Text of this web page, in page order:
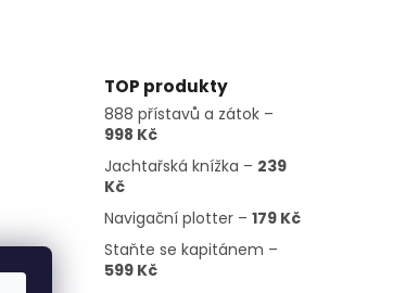
TOP produkty
888 přístavů a zátok –
998 Kč
Jachtařská knížka – 239
Kč
Navigační plotter –179 Kč
Staňte se kapitánem –
599 Kč